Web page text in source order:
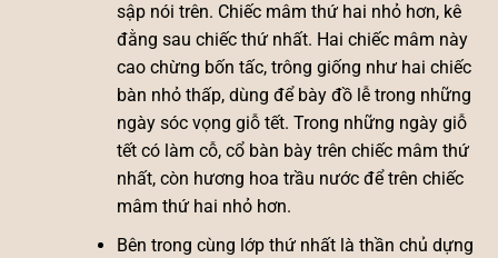
sập nói trên. Chiếc mâm thứ hai nhỏ hơn, kê
đằng sau chiếc thứ nhất. Hai chiếc mâm này
cao chừng bốn tấc, trông giống như hai chiếc
bàn nhỏ thấp, dùng để bày đồ lễ trong những
ngày sóc vọng giỗ tết. Trong những ngày giỗ
tết có làm cỗ, cổ bàn bày trên chiếc mâm thứ
nhất, còn hương hoa trầu nước để trên chiếc
mâm thứ hai nhỏ hơn.
Bên trong cùng lớp thứ nhất là thần chủ dựng